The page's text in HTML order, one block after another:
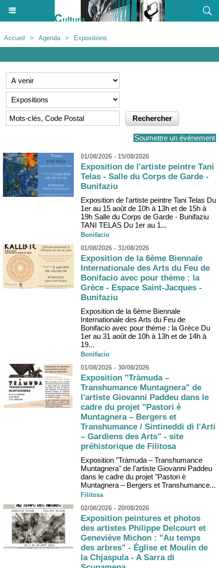
Accueil > Agenda > Expositions
Soumettre un événement
01/08/2026 - 15/08/2026
Exposition de l'artiste peintre Tani
Telas - Salle du Corps de Garde -
Bunifaziu
Exposition de l'artiste peintre Tani Telas Du
1er au 15 août de 10h à 13h et de 15h à
19h Salle du Corps de Garde - Bunifaziu
TANI TELAS Du 1er au 1...
Bonifacio
01/08/2026 - 31/08/2026
Exposition de la 6ème Biennale
Internationale des Arts du Feu de
Bonifacio avec pour thème : la
Grèce - Espace Saint-Jacques -
Bunifaziu
Exposition de la 6ème Biennale
Internationale des Arts du Feu de
Bonifacio avec pour thème : la Grèce Du
1er au 31 août de 10h à 13h et de 14h à
19...
Bonifacio
01/08/2026 - 30/08/2026
Exposition "Tràmuda –
Transhumance Muntagnera" de
l'artiste Giovanni Paddeu dans le
cadre du projet "Pastori è
Muntagnera – Bergers et
Transhumance / Sintineddi di l'Arti
– Gardiens des Arts" - site
préhistorique de Filitosa
Exposition "Tràmuda – Transhumance
Muntagnera" de l'artiste Giovanni Paddeu
dans le cadre du projet "Pastori è
Muntagnera – Bergers et Transhumance...
Filitosa
02/08/2026 - 20/08/2026
Exposition peintures et photos
des artistes Philippe Delcourt et
Geneviève Michon : "Au temps
des arbres" - Église et Moulin de
la Chjaspula - A Sarra di